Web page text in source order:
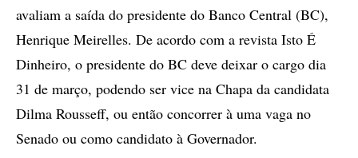
avaliam a saída do presidente do Banco Central (BC),
Henrique Meirelles. De acordo com a revista Isto É
Dinheiro, o presidente do BC deve deixar o cargo dia
31 de março, podendo ser vice na Chapa da candidata
Dilma Rousseff, ou então concorrer à uma vaga no
Senado ou como candidato à Governador.